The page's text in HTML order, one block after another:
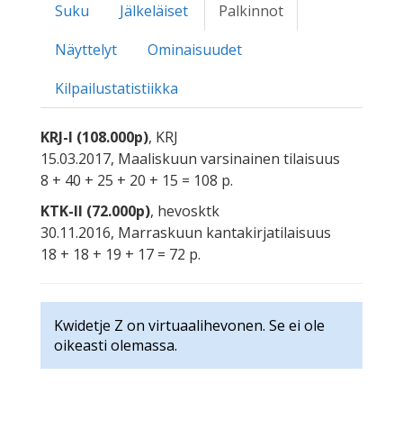
Suku Jälkeläiset
Palkinnot
Näyttelyt
Ominaisuudet
Kilpailustatistiikka
KRJ-I (108.000p), KRJ
15.03.2017, Maaliskuun varsinainen tilaisuus
8 + 40 + 25 + 20 + 15 = 108 p.
KTK-II (72.000p), hevosktk
30.11.2016, Marraskuun kantakirjatilaisuus
18 + 18 + 19 + 17 = 72 p.
Kwidetje Z on virtuaalihevonen. Se ei ole
oikeasti olemassa.